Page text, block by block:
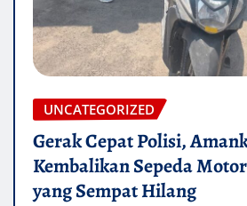
UNCATEGORIZED
Gerak Cepat Polisi,
Kembalikan Sepeda
yang Sempat Hilang